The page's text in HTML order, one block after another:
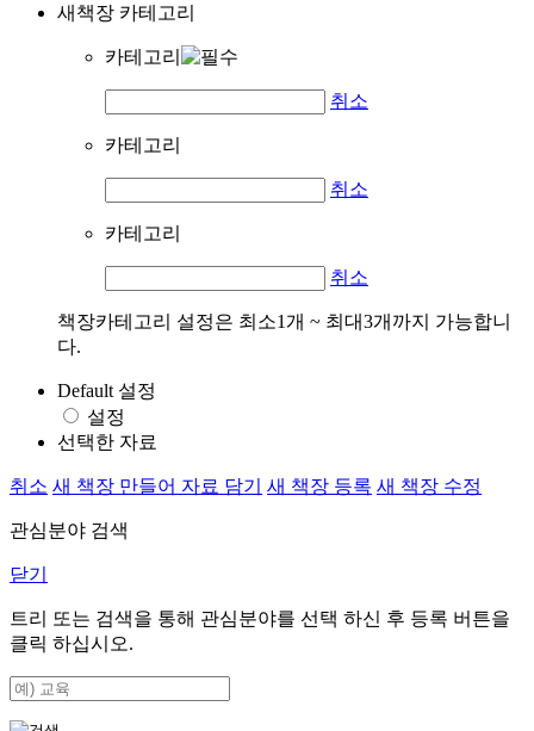
새책장 카테고리
카테고리
취소
카테고리
취소
카테고리
취소
책장카테고리 설정은 최소1개 ~ 최대3개까지 가능합니
다.
Default 설정
설정
선택한 자료
취소 새 책장 만들어 자료 담기 새 책장 등록 새 책장 수정
관심분야 검색
닫기
트리 또는 검색을 통해 관심분야를 선택 하신 후 등록 버튼을
클릭 하십시오.